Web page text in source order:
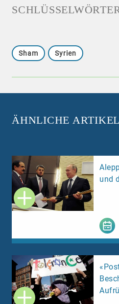
Sham Syrien
ÄHNLICHE ARTIKEL
und